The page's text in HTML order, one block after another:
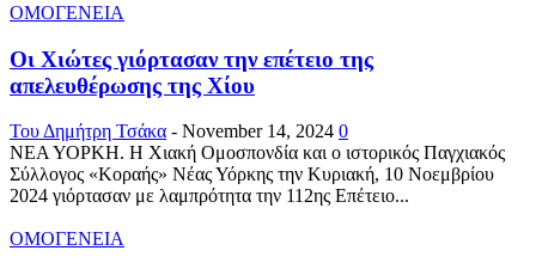
ΟΜΟΓΕΝΕΙΑ
Οι Χιώτες γιόρτασαν την επέτειο της
απελευθέρωσης της Χίου
Του Δημήτρη Τσάκα - November 14, 2024 0
ΝΕΑ ΥΟΡΚΗ. Η Χιακή Ομοσπονδία και ο ιστορικός Παγχιακός
Σύλλογος «Κοραής» Νέας Υόρκης την Κυριακή, 10 Νοεμβρίου
2024 γιόρτασαν με λαμπρότητα την 112ης Επέτειο...
ΟΜΟΓΕΝΕΙΑ